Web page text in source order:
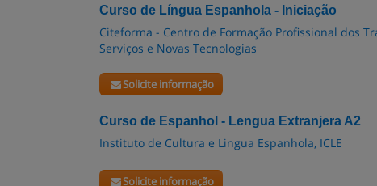
Curso de Língua Espanhola - Iniciação
Citeforma - Centro de Formação Profissional dos
Serviços e Novas Tecnologias
Solicite informação
Curso de Espanhol - Lengua Extranjera A2
Instituto de Cultura e Lingua Espanhola, ICLE
Solicite informação